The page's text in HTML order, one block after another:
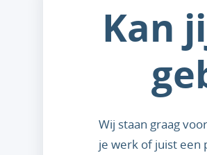
Kan
Wij staan graag
je werk of juist een